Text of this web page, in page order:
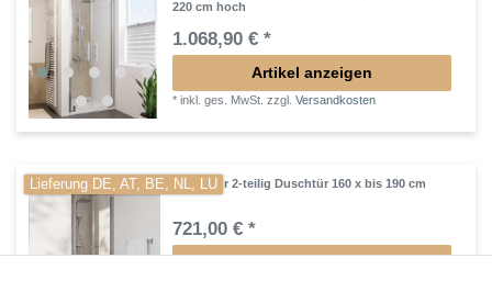
220 cm hoch
1.068,90 € *
Artikel anzeigen
*inkl. ges. MwSt. zzgl.Versandkosten
Lieferung DE, AT, BE, NL, LUPendeltür 2-teilig Duschtür 160 x bis 190 cm
721,00 € *